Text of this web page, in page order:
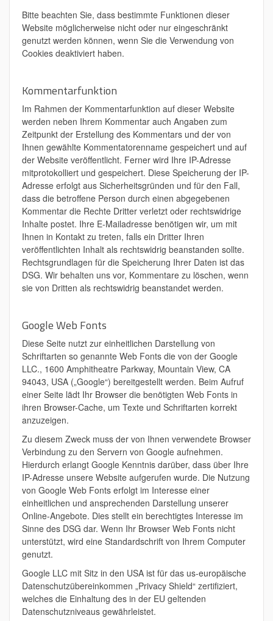
Bitte beachten Sie, dass bestimmte Funktionen dieser
Website möglicherweise nicht oder nur eingeschränkt
genutzt werden können, wenn Sie die Verwendung von
Cookies deaktiviert haben.
Kommentarfunktion
Im Rahmen der Kommentarfunktion auf dieser Website
werden neben Ihrem Kommentar auch Angaben zum
Zeitpunkt der Erstellung des Kommentars und der von
Ihnen gewählte Kommentatorenname gespeichert und auf
der Website veröffentlicht. Ferner wird Ihre IP-Adresse
mitprotokolliert und gespeichert. Diese Speicherung der IP-
Adresse erfolgt aus Sicherheitsgründen und für den Fall,
dass die betroffene Person durch einen abgegebenen
Kommentar die Rechte Dritter verletzt oder rechtswidrige
Inhalte postet. Ihre E-Mailadresse benötigen wir, um mit
Ihnen in Kontakt zu treten, falls ein Dritter Ihren
veröffentlichten Inhalt als rechtswidrig beanstanden sollte.
Rechtsgrundlagen für die Speicherung Ihrer Daten ist das
DSG. Wir behalten uns vor, Kommentare zu löschen, wenn
sie von Dritten als rechtswidrig beanstandet werden.
Google Web Fonts
Diese Seite nutzt zur einheitlichen Darstellung von
Schriftarten so genannte Web Fonts die von der Google
LLC., 1600 Amphitheatre Parkway, Mountain View, CA
94043, USA („Google“) bereitgestellt werden. Beim Aufruf
einer Seite lädt Ihr Browser die benötigten Web Fonts in
ihren Browser-Cache, um Texte und Schriftarten korrekt
anzuzeigen.
Zu diesem Zweck muss der von Ihnen verwendete Browser
Verbindung zu den Servern von Google aufnehmen.
Hierdurch erlangt Google Kenntnis darüber, dass über Ihre
IP-Adresse unsere Website aufgerufen wurde. Die Nutzung
von Google Web Fonts erfolgt im Interesse einer
einheitlichen und ansprechenden Darstellung unserer
Online-Angebote. Dies stellt ein berechtigtes Interesse im
Sinne des DSG dar. Wenn Ihr Browser Web Fonts nicht
unterstützt, wird eine Standardschrift von Ihrem Computer
genutzt.
Google LLC mit Sitz in den USA ist für das us-europäische
Datenschutzübereinkommen „Privacy Shield“ zertifiziert,
welches die Einhaltung des in der EU geltenden
Datenschutzniveaus gewährleistet.